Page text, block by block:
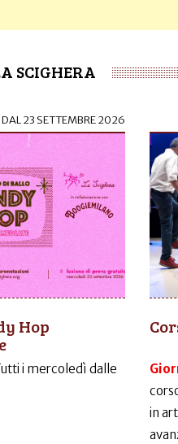
SCIGHERA
DAL23 SETTEMBRE 2026
Hop
i mercoledì dalle
in